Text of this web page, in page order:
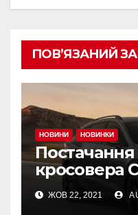
ПОВ’ЯЗАНИЙ
НОВИНИ НОВИНКИ
кросовера
Formentor
листопаді
ЖОВ 22, 2021